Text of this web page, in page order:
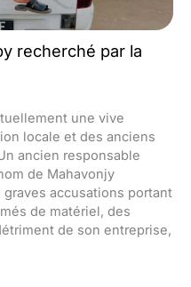
recherché par la
une vive
locale et des anciens
ancien responsable
de Mahavonjy
accusations portant
de matériel, des
de son entreprise,